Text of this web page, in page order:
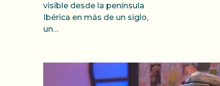
visible desde la península
Ibérica en más de un siglo,
un…